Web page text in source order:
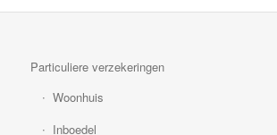
Particuliere verzekeringen
Woonhuis
Inboedel